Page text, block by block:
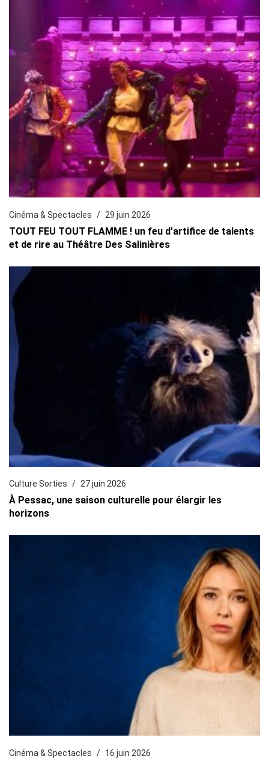
Cinéma & Spectacles 29 juin 2026
TOUT FEU TOUT FLAMME ! un feu d’artifice de talents
et de rire au Théâtre Des Salinières
Culture Sorties 27 juin 2026
À Pessac, une saison culturelle pour élargir les
horizons
Cinéma & Spectacles 16 juin 2026